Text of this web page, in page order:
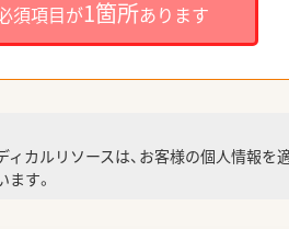
須項目が1箇所あります
ィカルリソースは、お客様の個人情報
す。